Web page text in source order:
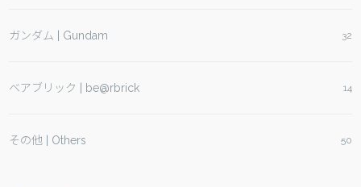
ガンダム | Gundam 32
ベアブリック | be@rbrick 14
その他 | Others 50